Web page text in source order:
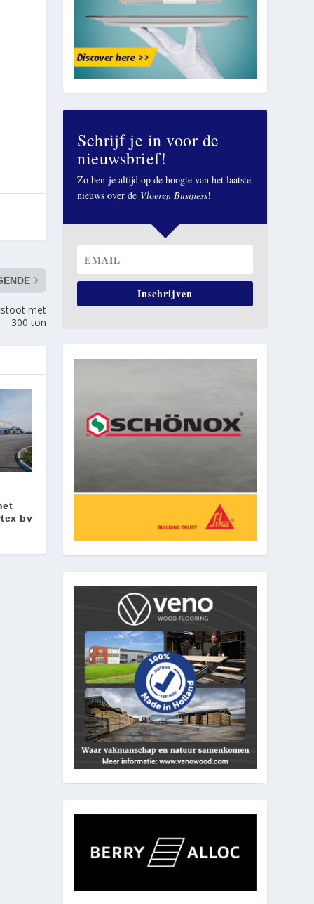
met
300 ton
bv
Schrijf je in voor de
nieuwsbrief!
Zo ben je altijd op de hoogte van het laatste
nieuws over de Vloeren Business!
Inschrijven